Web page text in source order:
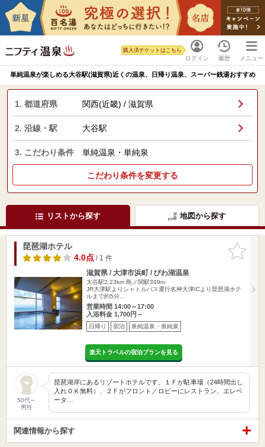
ログイン
購入済チケットはこちら
履歴 メニュー
単純温泉が楽しめる大谷駅(滋賀県)近くの温泉、日帰り温泉、スーパー銭湯おすすめ
1. 都道府県 関西(近畿) / 滋賀県
2. 沿線・駅 大谷駅
3. こだわり条件 単純温泉・単純泉
こだわり条件を変更する
リストから探す 地図から探す
お気に入
りに追加
琵琶湖ホテル
4.0点/ 1 件
滋賀県 / 大津市浜町 / びわ湖温泉
大谷駅2.23km 島ノ関駅349m
JR大津駅よりシャトルバス運行名神大津ICより琵琶湖ホテ
ルまで約5分…
営業時間 14:00～17:00
入浴料金 1,700円～
日帰り 宿泊 単純温泉・単純泉
楽天トラベルの宿泊プランを見る
50代～
男性
琵琶湖岸にあるリゾートホテルです。１Ｆが駐車場（24時間出し
入れＯＫ無料）、２Ｆがフロント／ロビーにレストラン、エレベ
ータ…
関連情報から探す